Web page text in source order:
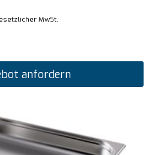
MwSt.
anfordern